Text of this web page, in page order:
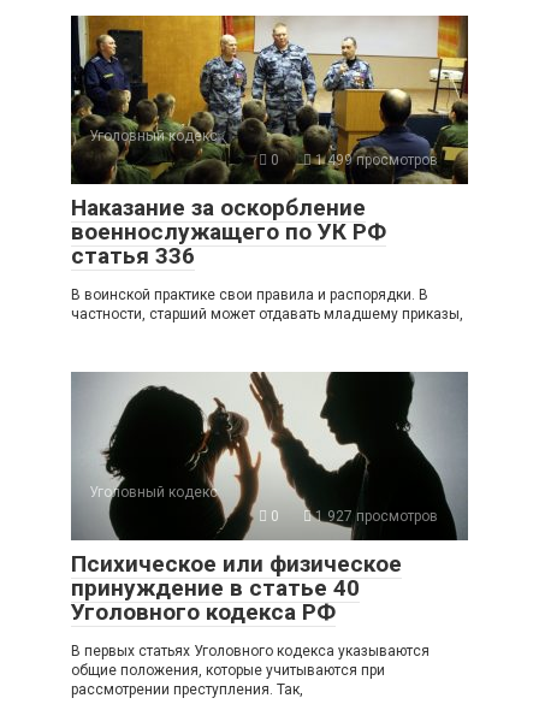
Уголовный кодекс
0
1 499 просмотров
Наказание за оскорбление
военнослужащего по УК РФ
статья 336
В воинской практике свои правила и распорядки. В
частности, старший может отдавать младшему приказы,
Уголовный кодекс
0
1 927 просмотров
Психическое или физическое
принуждение в статье 40
Уголовного кодекса РФ
В первых статьях Уголовного кодекса указываются
общие положения, которые учитываются при
рассмотрении преступления. Так,